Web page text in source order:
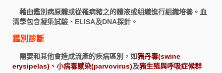
藉由鑑別病原體或從罹病豬之的體液或組織進行組織培養。血
清學包含凝集試驗、ELISA及DNA探針。
鑑別診斷
需要和其他會造成流產的疾病區別，如豬丹毒(swine
erysipelas)、小病毒感染(parvovirus)及豬生殖與呼吸症候群